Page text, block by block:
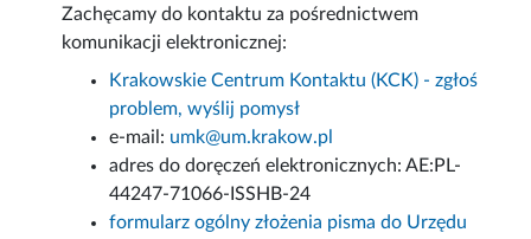
Zachęcamy do kontaktu za pośrednictwem
komunikacji elektronicznej:
Krakowskie Centrum Kontaktu (KCK) - zgłoś
problem, wyślij pomysł
e-mail: umk@um.krakow.pl
adres do doręczeń elektronicznych: AE:PL-
44247-71066-ISSHB-24
formularz ogólny złożenia pisma do Urzędu